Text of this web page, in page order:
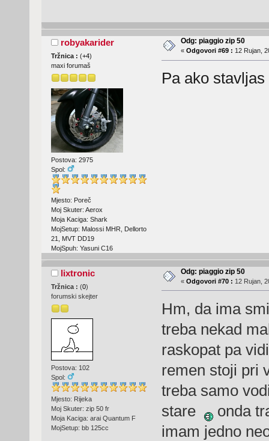
robyakarider
Tržnica : (+4)
maxi forumaš
Postova: 2975
Spol:
Mjesto: Poreč
Moj Skuter: Aerox
Moja Kaciga: Shark
MojSetup: Malossi MHR, Dellorto
21, MVT DD19
MojSpuh: Yasuni C16
Odg: piaggio zip 50
« Odgovori #69 : 12 Rujan,
Pa ako
lixtronic
Tržnica : (0)
forumski skejter
Postova: 102
Spol:
Mjesto: Rijeka
Moj Skuter: zip 50 fr
Moja Kaciga: arai Quantum F
MojSetup: bb 125cc
Odg: piaggio zip 50
« Odgovori #70 : 12 Rujan,
Hm, da ima
treba nekad
raskopat pa
remen stoji pri
treba samo
stare
onda
imam jedno